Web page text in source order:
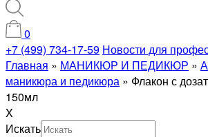
0
+7 (499) 734-17-59 Новости для
Главная » МАНИКЮР И ПЕДИКЮР »
маникюра и педикюра » Флакон с
150мл
X
Искать